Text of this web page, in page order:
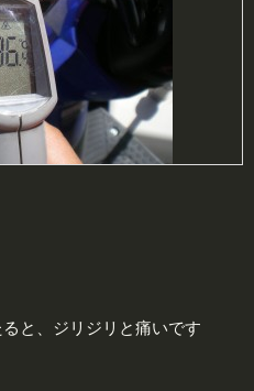
と、ジリジリと痛いです